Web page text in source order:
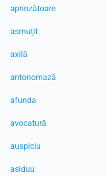
aprinzătoare
asmuțit
axilă
antonomază
afunda
avocatură
auspiciu
asiduu